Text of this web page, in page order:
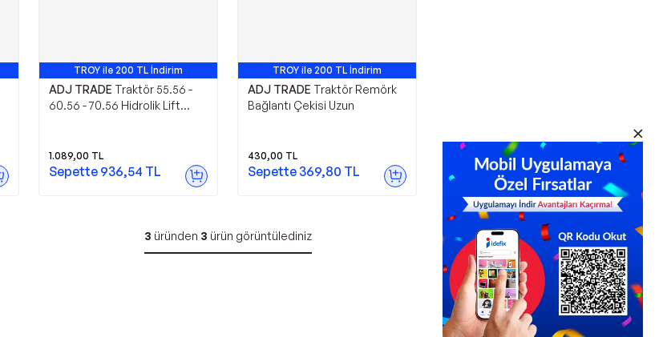
TROY ile 200 TL İndirim
ADJ TRADE Traktör 55.56 -
60.56 - 70.56 Hidrolik Lift
1.089,00 TL
Sepette 936,54 TL
TROY ile 200 TL İndirim
ADJ TRADE Traktör Remörk
Bağlantı Çekisi Uzun
430,00 TL
Sepette 369,80 TL
3 üründen 3 ürün görüntülediniz